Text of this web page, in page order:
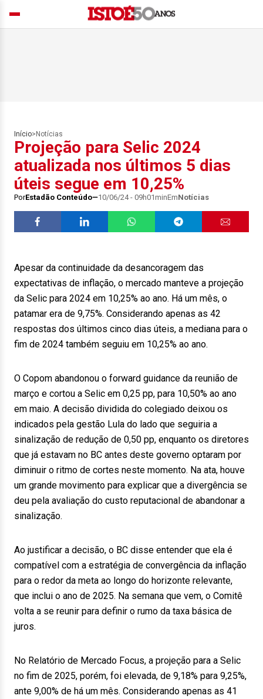
Início> Notícias
Projeção para Selic 2024
atualizada nos últimos 5 dias
úteis segue em 10,25%
PorEstadão Conteúdo 10/06/24 - 09h01minEmNotícias
Apesar da continuidade da desancoragem das
expectativas de inflação, o mercado manteve a projeção
da Selic para 2024 em 10,25% ao ano. Há um mês, o
patamar era de 9,75%. Considerando apenas as 42
respostas dos últimos cinco dias úteis, a mediana para o
fim de 2024 também seguiu em 10,25% ao ano.
O Copom abandonou o forward guidance da reunião de
março e cortou a Selic em 0,25 pp, para 10,50% ao ano
em maio. A decisão dividida do colegiado deixou os
indicados pela gestão Lula do lado que seguiria a
sinalização de redução de 0,50 pp, enquanto os diretores
que já estavam no BC antes deste governo optaram por
diminuir o ritmo de cortes neste momento. Na ata, houve
um grande movimento para explicar que a divergência se
deu pela avaliação do custo reputacional de abandonar a
sinalização.
Ao justificar a decisão, o BC disse entender que ela é
compatível com a estratégia de convergência da inflação
para o redor da meta ao longo do horizonte relevante,
que inclui o ano de 2025. Na semana que vem, o Comitê
volta a se reunir para definir o rumo da taxa básica de
juros.
No Relatório de Mercado Focus, a projeção para a Selic
no fim de 2025, porém, foi elevada, de 9,18% para 9,25%,
ante 9,00% de há um mês. Considerando apenas as 41